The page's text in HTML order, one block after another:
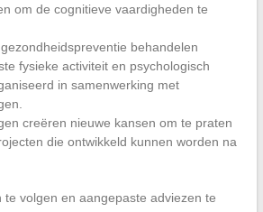
om de cognitieve vaardigheden te
behandelen
fysieke activiteit en psychologisch
in samenwerking met
creëren nieuwe kansen om te praten
die ontwikkeld kunnen worden na
te volgen en aangepaste adviezen te